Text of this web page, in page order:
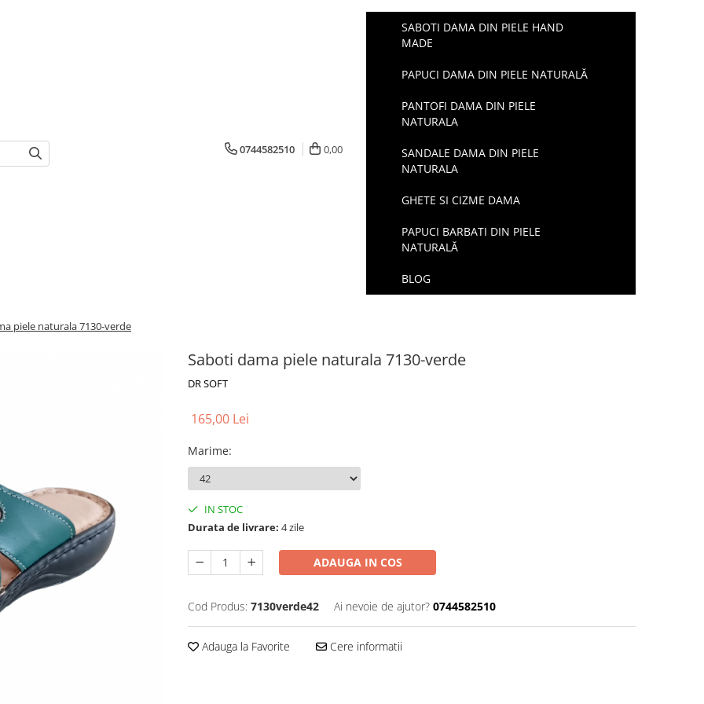
0744582510 0,00
SABOTI DAMA DIN PIELE HAND
MADE
PAPUCI DAMA DIN PIELE NATURALĂ
PANTOFI DAMA DIN PIELE
NATURALA
SANDALE DAMA DIN PIELE
NATURALA
GHETE SI CIZME DAMA
PAPUCI BARBATI DIN PIELE
NATURALĂ
BLOG
piele naturala 7130-verde
Saboti dama piele naturala 7130-verde
DR SOFT
165,00 Lei
Marime:
IN STOC
Durata de livrare: 4 zile
ADAUGA IN COS
Cod Produs: 7130verde42 Ai nevoie de ajutor? 0744582510
Adauga la Favorite Cere informatii